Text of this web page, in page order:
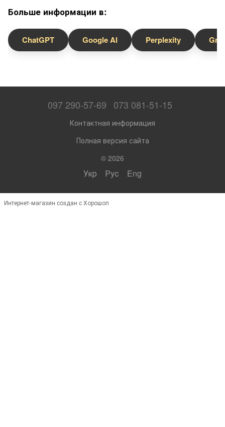
Больше информации в:
ChatGPT Google AI Perplexity
097 290-57-69 073 081-51-15
Контактная информация
Полная версия сайта
© 2026
Укр Рус Eng
Интернет-магазин создан с Хорошоп